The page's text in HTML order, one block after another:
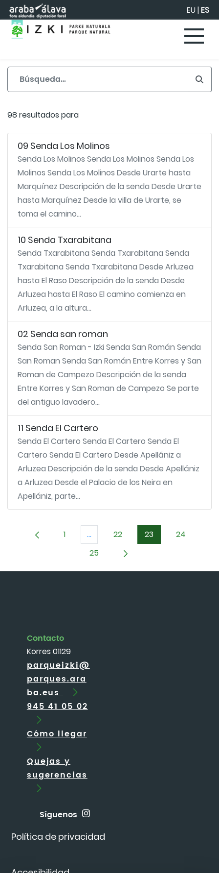
Saltar al contenido principal EU|ES
98 resultados para
09 Senda Los Molinos
Senda Los Molinos Senda Los Molinos Senda Los
Molinos Senda Los Molinos Desde Urarte hasta
Marquínez Descripción de la senda Desde Urarte
hasta Marquínez Desde la villa de Urarte, se
toma el camino...
10 Senda Txarabitana
Senda Txarabitana Senda Txarabitana Senda
Txarabitana Senda Txarabitana Desde Arluzea
hasta El Raso Descripción de la senda Desde
Arluzea hasta El Raso El camino comienza en
Arluzea, a la altura...
02 Senda san roman
Senda San Roman - Izki Senda San Román Senda
San Roman Senda San Román Entre Korres y San
Roman de Campezo Descripción de la senda
Entre Korres y San Roman de Campezo Se parte
del antiguo lavadero...
11 Senda El Cartero
Senda El Cartero Senda El Cartero Senda El
Cartero Senda El Cartero Desde Apellániz a
Arluzea Descripción de la senda Desde Apellániz
a Arluzea Desde el Palacio de los Neira en
Apellániz, parte...
Página
1 ...Páginas intermedias Use TAB
Página
22 Página
23 Página
24
Página
25
Política de privacidad
Accesibilidad
Contacto
Korres 01129
parqueizki@
parques.ara
ba.eus
945 41 05 02
Cómo llegar
Quejas y
sugerencias
Síguenos